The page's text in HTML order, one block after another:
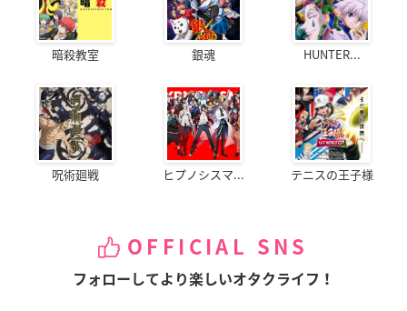
暗殺教室 銀魂 HUNTER...
呪術廻戦 ヒプノシスマ... テニスの王子様
OFFICIAL SNS
フォローしてより楽しいオタクライフ！